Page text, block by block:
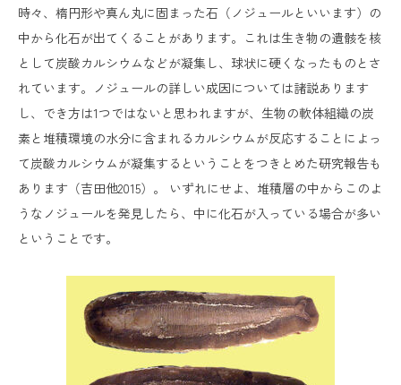
時々、楕円形や真ん丸に固まった石（ノジュールといいます）の
中から化石が出てくることがあります。これは生き物の遺骸を核
として炭酸カルシウムなどが凝集し、球状に硬くなったものとさ
れています。ノジュールの詳しい成因については諸説あります
し、でき方は1つではないと思われますが、生物の軟体組織の炭
素と堆積環境の水分に含まれるカルシウムが反応することによっ
て炭酸カルシウムが凝集するということをつきとめた研究報告も
あります（吉田他2015）。 いずれにせよ、堆積層の中からこのよ
うなノジュールを発見したら、中に化石が入っている場合が多い
ということです。